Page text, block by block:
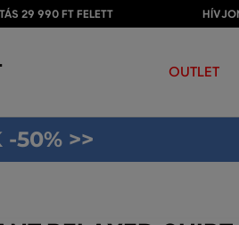
29 990 FT FELETT
OUTLET
50% >>